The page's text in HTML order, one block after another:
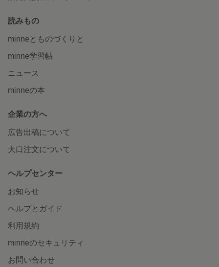
読みもの
minneとものづくりと
minne学習帖
ニュース
minneの本
企業の方へ
広告出稿について
大口注文について
ヘルプセンター
お知らせ
ヘルプとガイド
利用規約
minneのセキュリティ
お問い合わせ